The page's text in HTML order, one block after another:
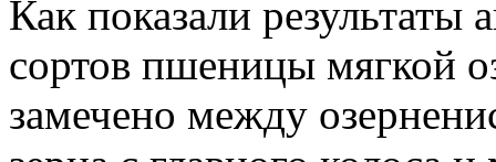
Как показали результаты
сортов пшеницы мягкой
замечено между